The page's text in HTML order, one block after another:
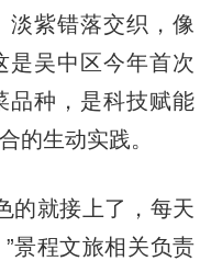
淡紫错落交织，像
是吴中区今年首次
品种，是科技赋能
的生动实践。
就接上了，每天
景程文旅相关负责